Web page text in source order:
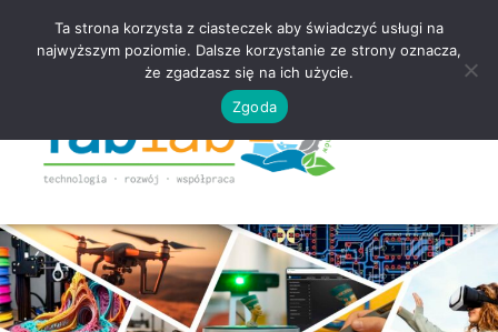
Ta strona korzysta z ciasteczek aby świadczyć usługi na
najwyższym poziomie. Dalsze korzystanie ze strony oznacza,
że zgadzasz się na ich użycie.
Zgoda